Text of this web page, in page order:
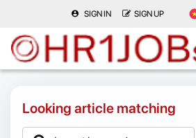
SIGN IN SIGN UP
Looking article matching